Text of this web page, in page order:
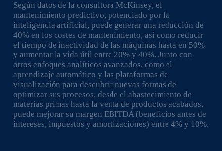
Según datos de la consultora McKinsey, el
mantenimiento predictivo, potenciado por la
inteligencia artificial, puede generar una reducción de
40% en los costes de mantenimiento, así como reducir
el tiempo de inactividad de las máquinas hasta en 50%
y aumentar la vida útil entre 20% y 40%. Junto con
otros enfoques analíticos avanzados, como el
aprendizaje automático y las plataformas de
visualización para descubrir nuevas formas de
optimizar sus procesos, desde el abastecimiento de
materias primas hasta la venta de productos acabados,
puede mejorar su margen EBITDA (beneficios antes de
intereses, impuestos y amortizaciones) entre 4% y 10%.